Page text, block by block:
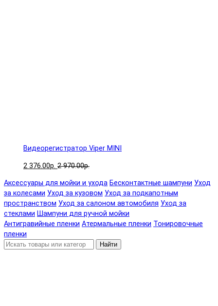
Видеорегистратор Viper MINI
2 376.00р. 2 970.00р.
Аксессуары для мойки и ухода Бесконтактные шампуни Уход
за колесами Уход за кузовом Уход за подкапотным
пространством Уход за салоном автомобиля Уход за
стеклами Шампуни для ручной мойки
Антигравийные пленки Атермальные пленки Тонировочные
пленки
Найти